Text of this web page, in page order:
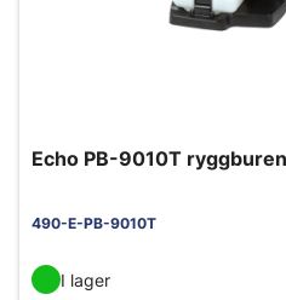
Echo PB-9010T
490-E-PB-9010T
I lager